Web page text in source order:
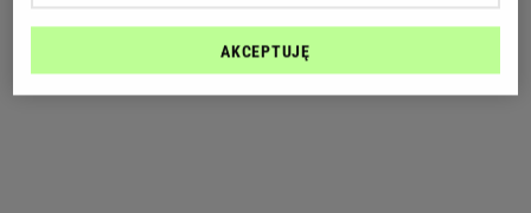
AKCEPTUJĘ